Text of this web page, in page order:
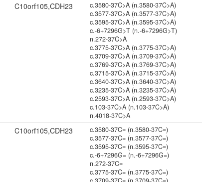
C10orf105,CDH23
c.3580-37C>A (n.3580-37C>A)
c.3577-37C>A (n.3577-37C>A)
c.3595-37C>A (n.3595-37C>A)
c.-6+7296G>T (n.-6+7296G>T)
n.272-37C>A
c.3775-37C>A (n.3775-37C>A)
c.3709-37C>A (n.3709-37C>A)
c.3769-37C>A (n.3769-37C>A)
c.3715-37C>A (n.3715-37C>A)
c.3640-37C>A (n.3640-37C>A)
c.3235-37C>A (n.3235-37C>A)
c.2593-37C>A (n.2593-37C>A)
c.103-37C>A (n.103-37C>A)
n.4018-37C>A
C10orf105,CDH23
c.3580-37C= (n.3580-37C=)
c.3577-37C= (n.3577-37C=)
c.3595-37C= (n.3595-37C=)
c.-6+7296G= (n.-6+7296G=)
n.272-37C=
c.3775-37C= (n.3775-37C=)